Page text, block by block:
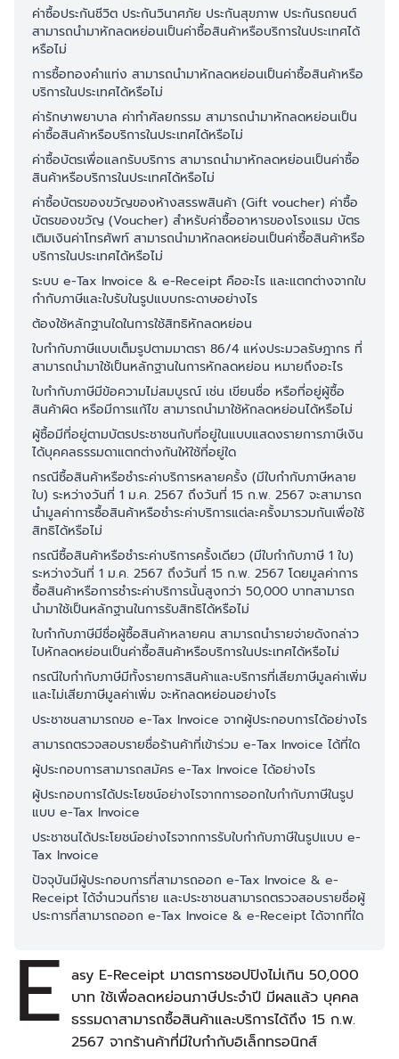
ค่าซื้อประกันชีวิต ประกันวินาศภัย ประกันสุขภาพ ประกันรถยนต์
สามารถนำมาหักลดหย่อนเป็นค่าซื้อสินค้าหรือบริการในประเทศได้
หรือไม่
การซื้อทองคำแท่ง สามารถนำมาหักลดหย่อนเป็นค่าซื้อสินค้าหรือ
บริการในประเทศได้หรือไม่
ค่ารักษาพยาบาล ค่าทำศัลยกรรม สามารถนำมาหักลดหย่อนเป็น
ค่าซื้อสินค้าหรือบริการในประเทศได้หรือไม่
ค่าซื้อบัตรเพื่อแลกรับบริการ สามารถนำมาหักลดหย่อนเป็นค่าซื้อ
สินค้าหรือบริการในประเทศได้หรือไม่
ค่าซื้อบัตรของขวัญของห้างสรรพสินค้า (Gift voucher) ค่าซื้อ
บัตรของขวัญ (Voucher) สำหรับค่าซื้ออาหารของโรงแรม บัตร
เติมเงินค่าโทรศัพท์ สามารถนำมาหักลดหย่อนเป็นค่าซื้อสินค้าหรือ
บริการในประเทศได้หรือไม่
ระบบ e-Tax Invoice & e-Receipt คืออะไร และแตกต่างจากใบ
กำกับภาษีและใบรับในรูปแบบกระดาษอย่างไร
ต้องใช้หลักฐานใดในการใช้สิทธิหักลดหย่อน
ใบกำกับภาษีแบบเต็มรูปตามมาตรา 86/4 แห่งประมวลรัษฎากร ที่
สามารถนำมาใช้เป็นหลักฐานในการหักลดหย่อน หมายถึงอะไร
ใบกำกับภาษีมีข้อความไม่สมบูรณ์ เช่น เขียนชื่อ หรือที่อยู่ผู้ซื้อ
สินค้าผิด หรือมีการแก้ไข สามารถนำมาใช้หักลดหย่อนได้หรือไม่
ผู้ซื้อมีที่อยู่ตามบัตรประชาชนกับที่อยู่ในแบบแสดงรายการภาษีเงิน
ได้บุคคลธรรมดาแตกต่างกันให้ใช้ที่อยู่ใด
กรณีซื้อสินค้าหรือชำระค่าบริการหลายครั้ง (มีใบกำกับภาษีหลาย
ใบ) ระหว่างวันที่ 1 ม.ค. 2567 ถึงวันที่ 15 ก.พ. 2567 จะสามารถ
นำมูลค่าการซื้อสินค้าหรือชำระค่าบริการแต่ละครั้งมารวมกันเพื่อใช้
สิทธิได้หรือไม่
กรณีซื้อสินค้าหรือชำระค่าบริการครั้งเดียว (มีใบกำกับภาษี 1 ใบ)
ระหว่างวันที่ 1 ม.ค. 2567 ถึงวันที่ 15 ก.พ. 2567 โดยมูลค่าการ
ซื้อสินค้าหรือการชำระค่าบริการนั้นสูงกว่า 50,000 บาทสามารถ
นำมาใช้เป็นหลักฐานในการรับสิทธิได้หรือไม่
ใบกำกับภาษีมีชื่อผู้ซื้อสินค้าหลายคน สามารถนำรายจ่ายดังกล่าว
ไปหักลดหย่อนเป็นค่าซื้อสินค้าหรือบริการในประเทศได้หรือไม่
กรณีใบกำกับภาษีมีทั้งรายการสินค้าและบริการที่เสียภาษีมูลค่าเพิ่ม
และไม่เสียภาษีมูลค่าเพิ่ม จะหักลดหย่อนอย่างไร
ประชาชนสามารถขอ e-Tax Invoice จากผู้ประกอบการได้อย่างไร
สามารถตรวจสอบรายชื่อร้านค้าที่เข้าร่วม e-Tax Invoice ได้ที่ใด
ผู้ประกอบการสามารถสมัคร e-Tax Invoice ได้อย่างไร
ผู้ประกอบการได้ประโยชน์อย่างไรจากการออกใบกำกับภาษีในรูป
แบบ e-Tax Invoice
ประชาชนได้ประโยชน์อย่างไรจากการรับใบกำกับภาษีในรูปแบบ e-
Tax Invoice
ปัจจุบันมีผู้ประกอบการที่สามารถออก e-Tax Invoice & e-
Receipt ได้จำนวนกี่ราย และประชาชนสามารถตรวจสอบรายชื่อผู้
ประการที่สามารถออก e-Tax Invoice & e-Receipt ได้จากที่ใด
E asy E-Receipt มาตรการชอปปิงไม่เกิน 50,000
บาท ใช้เพื่อลดหย่อนภาษีประจำปี มีผลแล้ว บุคคล
ธรรมดาสามารถซื้อสินค้าและบริการได้ถึง 15 ก.พ.
2567 จากร้านค้าที่มีใบกำกับอิเล็กทรอนิกส์